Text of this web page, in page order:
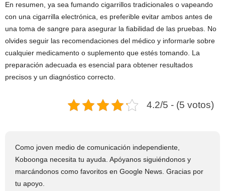
En resumen, ya sea fumando cigarrillos tradicionales o vapeando
con una cigarrilla electrónica, es preferible evitar ambos antes de
una toma de sangre para asegurar la fiabilidad de las pruebas. No
olvides seguir las recomendaciones del médico y informarle sobre
cualquier medicamento o suplemento que estés tomando. La
preparación adecuada es esencial para obtener resultados
precisos y un diagnóstico correcto.
4.2/5 - (5 votos)
Como joven medio de comunicación independiente,
Koboonga necesita tu ayuda. Apóyanos siguiéndonos y
marcándonos como favoritos en Google News. Gracias por
tu apoyo.